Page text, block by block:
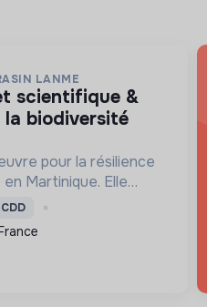
LANME
biodiversité
pour la résilience
Martinique. Elle
écosystèmes
le public et
un aven...
CDD